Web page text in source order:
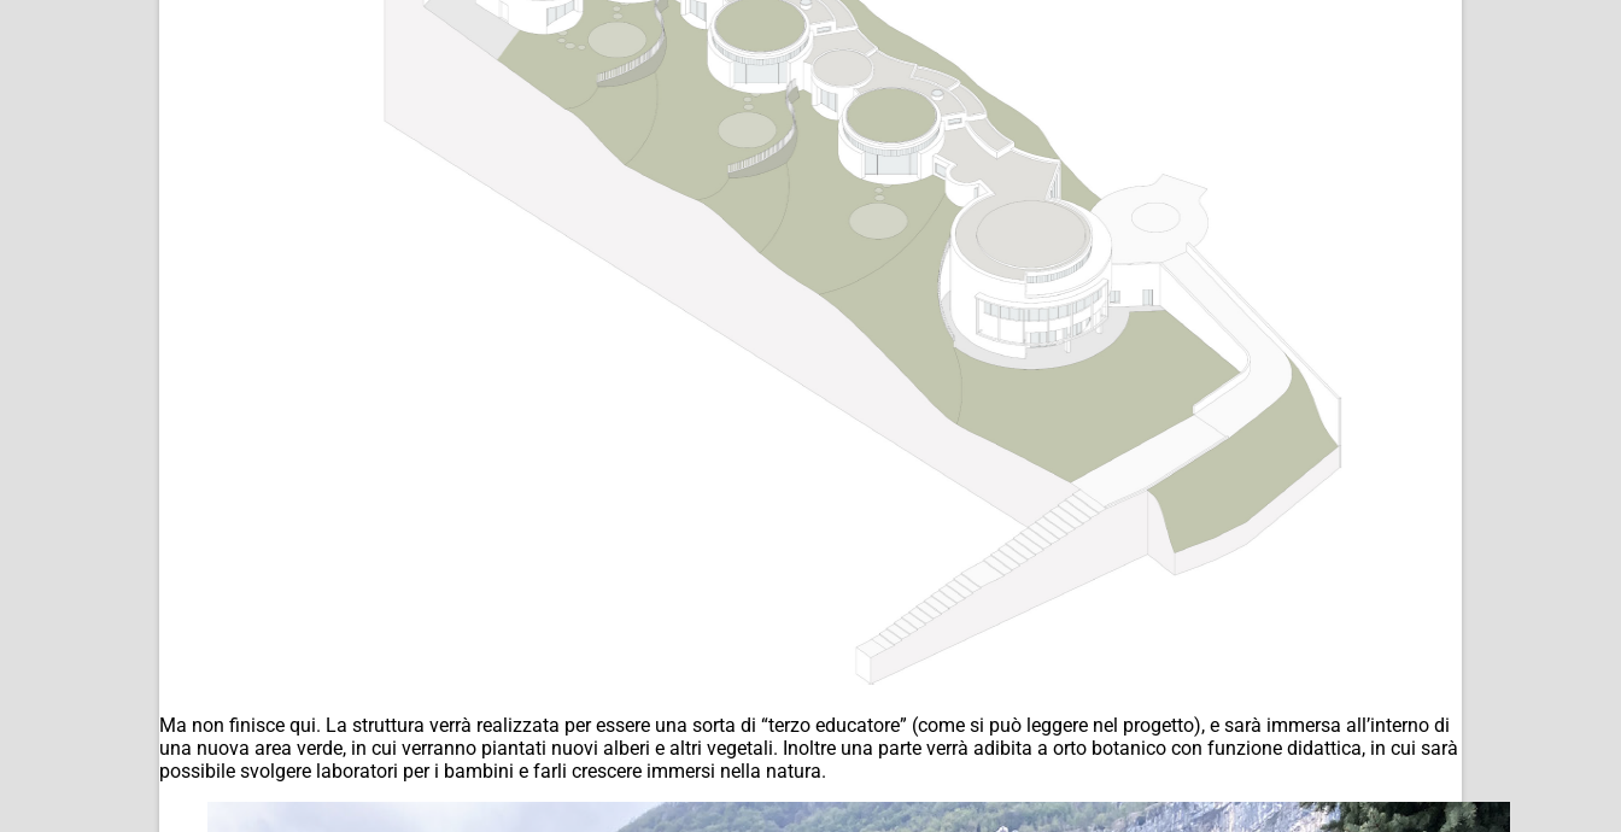
Ma non finisce qui. La struttura verrà realizzata per essere una sorta di “terzo educatore” (come si può leggere nel progetto), e sarà immersa all’interno di
una nuova area verde, in cui verranno piantati nuovi alberi e altri vegetali. Inoltre una parte verrà adibita a orto botanico con funzione didattica, in cui sarà
possibile svolgere laboratori per i bambini e farli crescere immersi nella natura.